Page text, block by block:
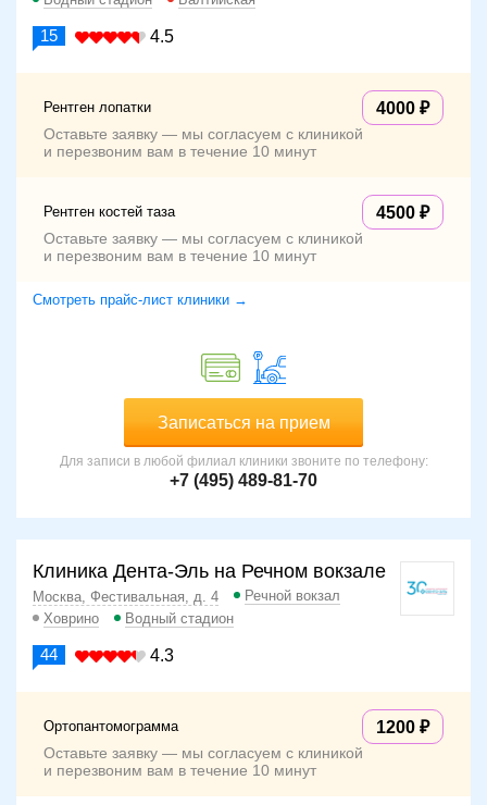
15 4.5
Рентген лопатки 4000
Оставьте заявку — мы согласуем с клиникой
и перезвоним вам в течение 10 минут
Рентген костей таза 4500
Оставьте заявку — мы согласуем с клиникой
и перезвоним вам в течение 10 минут
Смотреть прайс-лист клиники →
Записаться на прием
Для записи в любой филиал клиники звоните по телефону:
+7 (495) 489-81-70
Клиника Дента-Эль на Речном вокзале
Москва, Фестивальная, д. 4
Речной вокзал
Ховрино
Водный стадион
44 4.3
Ортопантомограмма 1200
Оставьте заявку — мы согласуем с клиникой
и перезвоним вам в течение 10 минут